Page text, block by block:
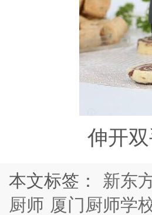
伸开
本文标签： 新东
厨师 厦门厨师学